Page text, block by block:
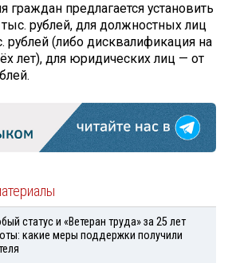
граждан предлагается установить
рублей, для должностных лиц
рублей (либо дисквалификация на
лет), для юридических лиц — от
статус и «Ветеран труда» за 25 лет
какие меры поддержки получили